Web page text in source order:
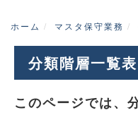
ホーム マスタ保守業務
分類階層一覧表
このページでは、